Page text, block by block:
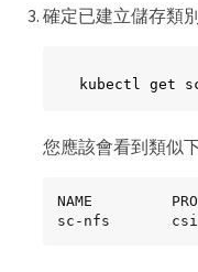
確定已建立儲存類
kubectl get
您應該會看到類似
NAME
sc-nfs